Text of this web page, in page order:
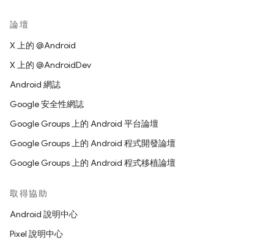
論壇
X 上的 @Android
X 上的 @AndroidDev
Android 網誌
Google 安全性網誌
Google Groups 上的 Android 平台論壇
Google Groups 上的 Android 程式開發論壇
Google Groups 上的 Android 程式移植論壇
取得協助
Android 說明中心
Pixel 說明中心